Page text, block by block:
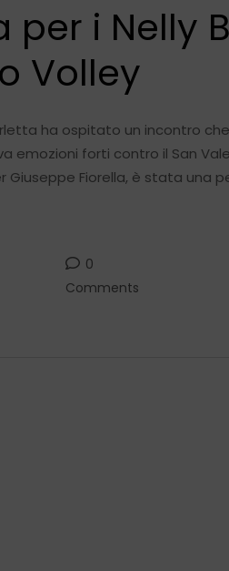
per i Nelly
Volley
ha ospitato un incontro
emozioni forti contro il San
Giuseppe Fiorella, è stata una
0
Comments